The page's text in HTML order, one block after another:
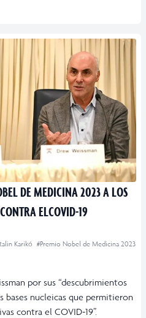
DE MEDICINA 2023 A LOS
ELCOVID-19
Karikó #Premio Nobel de Medicina 2023
por sus “descubrimientos
bases nucleicas que permitieron
contra el COVID-19”.